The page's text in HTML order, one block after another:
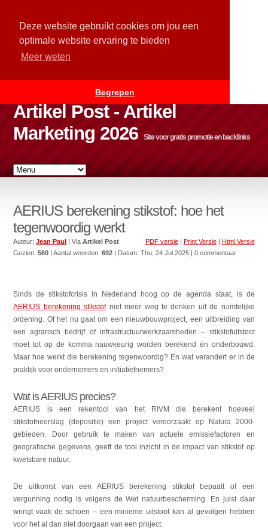
Deze website gebruikt cookies om jou een
optimale website ervaring te bieden
Meer weten
Begrepen
Artikel Post - Artikel
Marketing 2026
Site voor gratis promotie en backlinks
AERIUS berekening stikstof: hoe het
tegenwoordig werkt
PDF versie| Print Versie| Html Versie
Auteur:Jean Paul | ViaArtikel Post
Gezien:560 | Aantal woorden:692 | Datum:Thu, 24 Jul 2025 | 0 commentaar
Sinds de stikstofcrisis in Nederland hoog op de agenda staat, is de
AERIUS berekening stikstofniet meer weg te denken uit de ruimtelijke
ordening. Of het nu gaat om een nieuwbouwproject, een uitbreiding van
een agrarisch bedrijf of infrastructuurwerkzaamheden – stikstofuitstoot
moet tot op de komma nauwkeurig worden berekend én onderbouwd.
Maar hoe werkt die berekening tegenwoordig? En wat verandert er in de
praktijk voor ondernemers en initiatiefnemers?
Wat is AERIUS precies?
AERIUS is een rekentool van het RIVM die berekent hoeveel
stikstofneerslag (depositie) een project veroorzaakt op Natura 2000-
gebieden. Door gebruik te maken van actuele emissiefactoren en
geografische gegevens, geeft de tool inzicht in de impact van stikstof op
kwetsbare natuur.
De uitkomst van een AERIUS berekening stikstof bepaalt of een
vergunning nodig is volgens de Wet natuurbescherming. En juist daar
wringt vaak de schoen – een minieme uitstoot kan al gevolgen hebben
voor het al dan niet doorgaan van een project.